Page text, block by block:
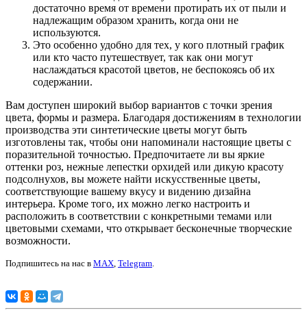
достаточно время от времени протирать их от пыли и
надлежащим образом хранить, когда они не
используются.
Это особенно удобно для тех, у кого плотный график
или кто часто путешествует, так как они могут
наслаждаться красотой цветов, не беспокоясь об их
содержании.
Вам доступен широкий выбор вариантов с точки зрения
цвета, формы и размера. Благодаря достижениям в технологии
производства эти синтетические цветы могут быть
изготовлены так, чтобы они напоминали настоящие цветы с
поразительной точностью. Предпочитаете ли вы яркие
оттенки роз, нежные лепестки орхидей или дикую красоту
подсолнухов, вы можете найти искусственные цветы,
соответствующие вашему вкусу и видению дизайна
интерьера. Кроме того, их можно легко настроить и
расположить в соответствии с конкретными темами или
цветовыми схемами, что открывает бесконечные творческие
возможности.
Подпишитесь на нас в MAX Telegram